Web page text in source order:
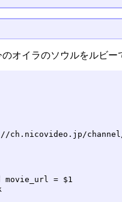
イラのソウルをルビー
ch.nicovideo.jp/